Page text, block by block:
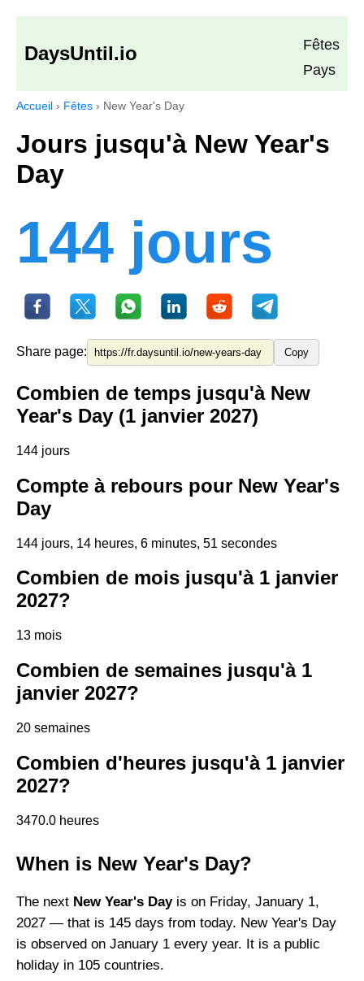
DaysUntil.io
Fêtes
Pays
Accueil › Fêtes › New Year's Day
Jours jusqu'à New Year's
Day
144 jours
Share page: Copy
Combien de temps jusqu'à New
Year's Day (1 janvier 2027)
144 jours
Compte à rebours pour New Year's
Day
144 jours, 14 heures, 6 minutes, 50 secondes
Combien de mois jusqu'à 1 janvier
2027?
13 mois
Combien de semaines jusqu'à 1
janvier 2027?
20 semaines
Combien d'heures jusqu'à 1 janvier
2027?
3470.0 heures
When is New Year's Day?
The next New Year's Dayis on Friday, January 1,
2027 — that is 145 days from today. New Year's Day
is observed on January 1 every year. It is a public
holiday in 105 countries.